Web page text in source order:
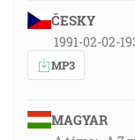
ČESKY
1991-02-02-
MP3
MAGYAR